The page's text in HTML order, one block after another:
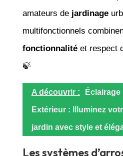
amateurs de jardinage
multifonctionnels
fonctionnalitéet respect
🍃
A découvrir : Éclairage
Extérieur : Illuminez
jardin avec style et
Les systèmes